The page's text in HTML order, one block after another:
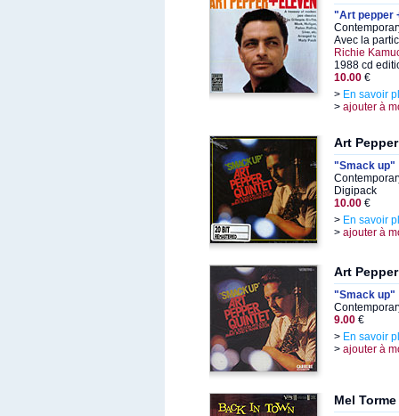
"Art pepper
Avec la
Richie
1988 cd
10.00 €
> En savoir
> ajouter à
Art Pepper
"Smack up"
Digipack
10.00 €
> En savoir
> ajouter à
Art Pepper
"Smack up"
9.00 €
> En savoir
> ajouter à
Mel Torme